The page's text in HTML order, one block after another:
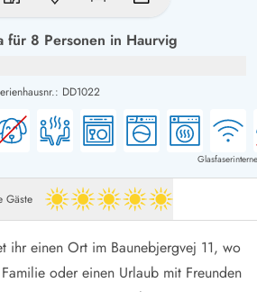
für 8 Personen in Haurvig
DD1022
Gäste 5 von 5
ihr einen Ort im Baunebjergvej 11, wo
oder einen Urlaub mit Freunden